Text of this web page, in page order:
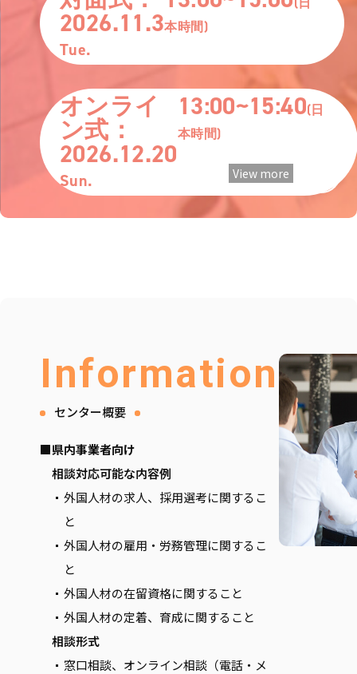
2026.11.3
Tue.
本時間)
オンライ
ン式：
2026.12.20
Sun.
13:00~15:40(日
本時間)
View more
Information
センター概要
■県内事業者向け
相談対応可能な内容例
外国人材の求人、採用選考に関するこ
と
外国人材の雇用・労務管理に関するこ
と
外国人材の在留資格に関すること
外国人材の定着、育成に関すること
相談形式
窓口相談、オンライン相談（電話・メ